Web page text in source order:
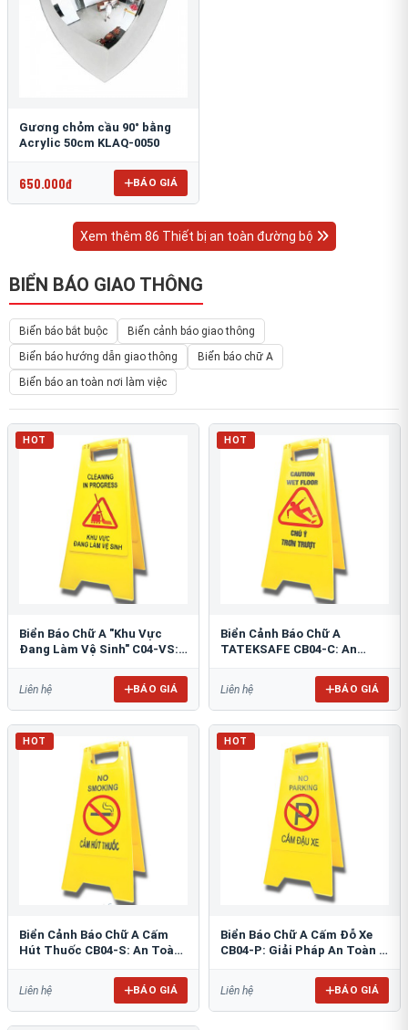
Gương chỏm cầu 90° bằng
Acrylic 50cm KLAQ-0050
650.000đ BÁO GIÁ
Xem thêm 86 Thiết bị an toàn đường bộ
BIỂN BÁO GIAO THÔNG
Biển báo bắt buộc
Biển cảnh báo giao thông
Biển báo hướng dẫn giao thông
Biển báo chữ A
Biển báo an toàn nơi làm việc
HOT
Biển Báo Chữ A "Khu Vực
Đang Làm Vệ Sinh" C04-VS:
Liên hệ BÁO GIÁ
HOT
Biển Cảnh Báo Chữ A
TATEKSAFE CB04-C: An
Liên hệ BÁO GIÁ
HOT
Biển Cảnh Báo Chữ A Cấm
Hút Thuốc CB04-S: An Toàn
Liên hệ BÁO GIÁ
HOT
Biển Báo Chữ A Cấm Đỗ Xe
CB04-P: Giải Pháp An Toàn &
Liên hệ BÁO GIÁ